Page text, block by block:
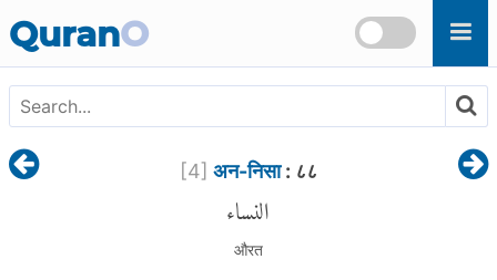
QuranO
[4] अन-निसा: ८८
النساء
औरत